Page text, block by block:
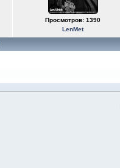
Просмотров: 1390
LenMet